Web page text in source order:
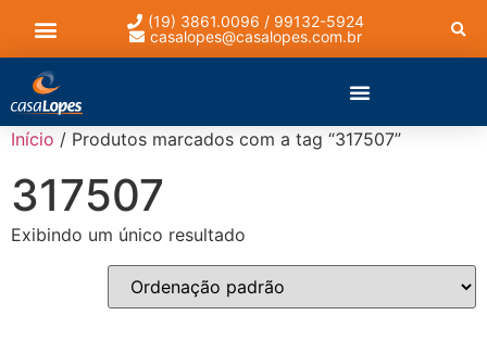
(19) 3861.0096 / 99132-5924
casalopes@casalopes.com.br
Início / Produtos marcados com a tag “317507”
317507
Exibindo um único resultado